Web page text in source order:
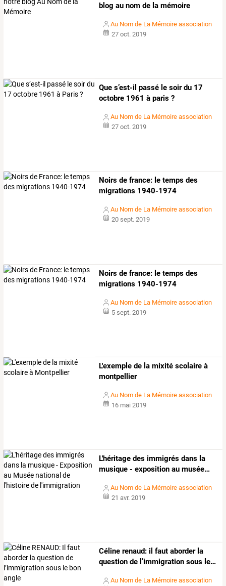
blog au nom de la mémoire
Au Nom de La Mémoire association
27 oct. 2019
Que s’est-il passé le soir du 17
octobre 1961 à paris ?
Au Nom de La Mémoire association
27 oct. 2019
Noirs de france: le temps des
migrations 1940-1974
Au Nom de La Mémoire association
20 sept. 2019
Noirs de france: le temps des
migrations 1940-1974
Au Nom de La Mémoire association
5 sept. 2019
L'exemple de la mixité scolaire à
montpellier
Au Nom de La Mémoire association
16 mai 2019
L'héritage des immigrés dans la
musique - exposition au musée…
Au Nom de La Mémoire association
21 avr. 2019
Céline renaud: il faut aborderla
question de l’immigration sous le…
Au Nom de La Mémoire association